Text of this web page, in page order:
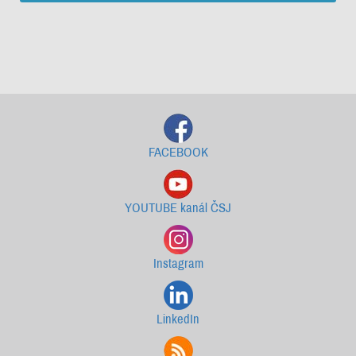
FACEBOOK
YOUTUBE kanál ČSJ
Instagram
LinkedIn